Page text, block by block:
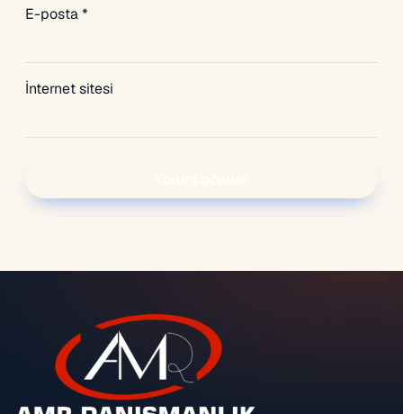
E-posta*
İnternet sitesi